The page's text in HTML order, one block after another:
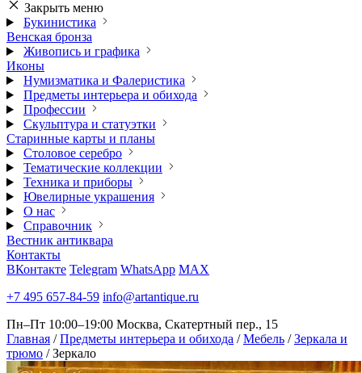
Закрыть меню
Букинистика
Венская бронза
Живопись и графика
Иконы
Нумизматика и Фалеристика
Предметы интерьера и обихода
Профессии
Скульптура и статуэтки
Старинные карты и планы
Столовое серебро
Тематические коллекции
Техника и приборы
Ювелирные украшения
О нас
Справочник
Вестник антиквара
Контакты
ВКонтакте Telegram WhatsApp MAX
+7 495 657-84-59 info@artantique.ru
Пн–Пт 10:00–19:00 Москва, Скатертный пер., 15
Главная / Предметы интерьера и обихода / Мебель / Зеркала и
трюмо / Зеркало